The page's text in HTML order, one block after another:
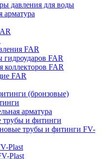
давления для воды
арматура
FAR
гидроударов FAR
коллекторов FAR
FAR
(бронзовые)
арматура
и фитинги
трубы и фитинги FV-
Plast
Plast